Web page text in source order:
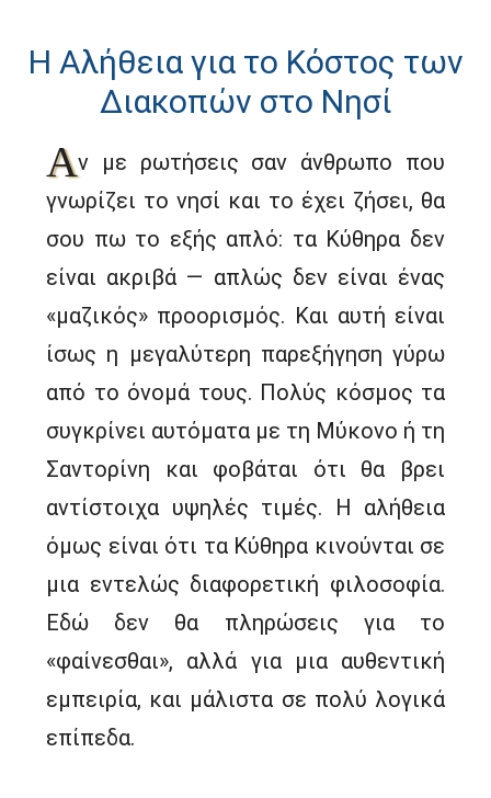
Η Αλήθεια για το Κόστος των
Διακοπών στο Νησί
Αν με ρωτήσεις σαν άνθρωπο που
γνωρίζει το νησί και το έχει ζήσει, θα
σου πω το εξής απλό: τα Κύθηρα δεν
είναι ακριβά — απλώς δεν είναι ένας
«μαζικός» προορισμός. Και αυτή είναι
ίσως η μεγαλύτερη παρεξήγηση γύρω
από το όνομά τους. Πολύς κόσμος τα
συγκρίνει αυτόματα με τη Μύκονο ή τη
Σαντορίνη και φοβάται ότι θα βρει
αντίστοιχα υψηλές τιμές. Η αλήθεια
όμως είναι ότι τα Κύθηρα κινούνται σε
μια εντελώς διαφορετική φιλοσοφία.
Εδώ δεν θα πληρώσεις για το
«φαίνεσθαι», αλλά για μια αυθεντική
εμπειρία, και μάλιστα σε πολύ λογικά
επίπεδα.